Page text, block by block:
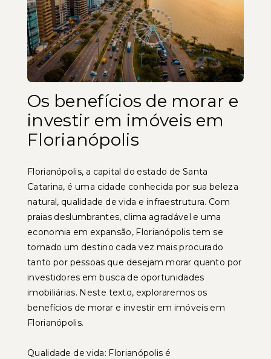
Os benefícios de morar e
investir em imóveis em
Florianópolis
Florianópolis, a capital do estado de Santa
Catarina, é uma cidade conhecida por sua beleza
natural, qualidade de vida e infraestrutura. Com
praias deslumbrantes, clima agradável e uma
economia em expansão, Florianópolis tem se
tornado um destino cada vez mais procurado
tanto por pessoas que desejam morar quanto por
investidores em busca de oportunidades
imobiliárias. Neste texto, exploraremos os
benefícios de morar e investir em imóveis em
Florianópolis.
Qualidade de vida: Florianópolis é